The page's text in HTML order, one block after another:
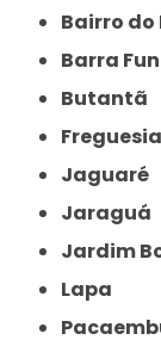
Bairro
Barra
Butantã
Jaguaré
Jaraguá
Jardim
Lapa